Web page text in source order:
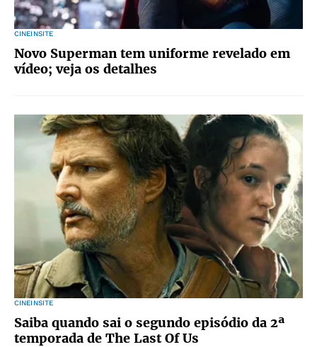
CINEINSITE
Novo Superman tem uniforme revelado em
vídeo; veja os detalhes
CINEINSITE
Saiba quando sai o segundo episódio da 2ª
temporada de The Last Of Us